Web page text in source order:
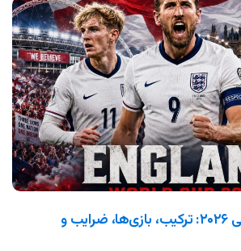
انگلیس در جام جهانی ۲۰۲۶: ترکیب، بازی‌ها، ضرایب و